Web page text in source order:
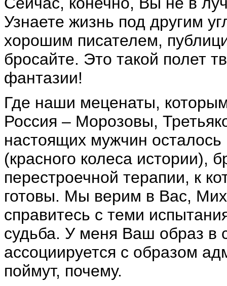
Узнаете жизнь под другим
хорошим писателем,
бросайте. Это такой полет
фантазии!
Где наши меценаты,
Россия – Морозовы,
настоящих мужчин осталось
(красного колеса истории),
перестроечной терапии, к
готовы. Мы верим в Вас,
справитесь с теми
судьба. У меня Ваш образ в
ассоциируется с образом
поймут, почему.